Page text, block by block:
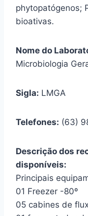
phytopatógenos;
bioativas.
Nome do
Microbiologia
Sigla: LMGA
Telefones: (63)
Descrição dos
disponíveis:
Principais
01 Freezer -80º
05 cabines de